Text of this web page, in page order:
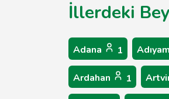
İllerdeki
Adana 1
Ardahan 1